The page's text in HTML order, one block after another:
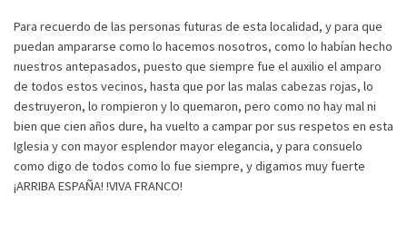
Para recuerdo de las personas futuras de esta localidad, y para que
puedan ampararse como lo hacemos nosotros, como lo habían hecho
nuestros antepasados, puesto que siempre fue el auxilio el amparo
de todos estos vecinos, hasta que por las malas cabezas rojas, lo
destruyeron, lo rompieron y lo quemaron, pero como no hay mal ni
bien que cien años dure, ha vuelto a campar por sus respetos en esta
Iglesia y con mayor esplendor mayor elegancia, y para consuelo
como digo de todos como lo fue siempre, y digamos muy fuerte
¡ARRIBA ESPAÑA! !VIVA FRANCO!